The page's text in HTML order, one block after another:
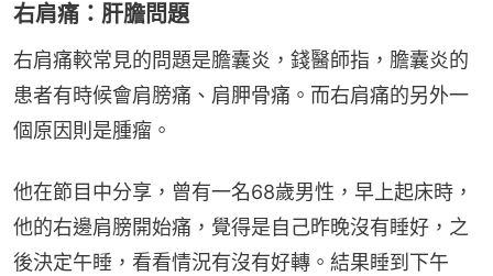
右肩痛：肝膽問題
右肩痛較常見的問題是膽囊炎，錢醫師指，膽囊炎的
患者有時候會肩膀痛、肩胛骨痛。而右肩痛的另外一
個原因則是腫瘤。
他在節目中分享，曾有一名68歲男性，早上起床時，
他的右邊肩膀開始痛，覺得是自己昨晚沒有睡好，之
後決定午睡，看看情況有沒有好轉。結果睡到下午